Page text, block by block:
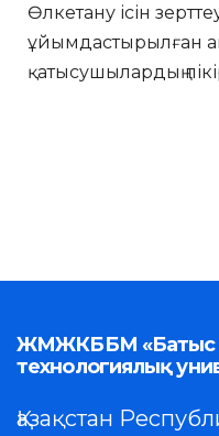
Өлкетану ісін
ұйымдастырылған
қатысушылардың
ЖМЖКББМ «Батыс
технологиялық
Қазақстан